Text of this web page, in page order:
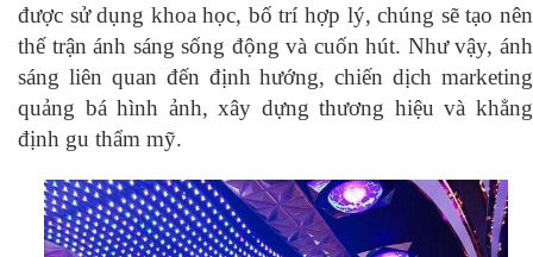
được sử dụng khoa học, bố trí hợp lý, chúng sẽ tạo nên
thế trận ánh sáng sống động và cuốn hút. Như vậy, ánh
sáng liên quan đến định hướng, chiến dịch marketing
quảng bá hình ảnh, xây dựng thương hiệu và khẳng
định gu thẩm mỹ.